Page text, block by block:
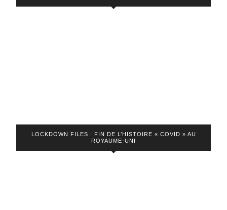
LOCKDOWN FILES : FIN DE L’HISTOIRE « COVID » AU
ROYAUME-UNI